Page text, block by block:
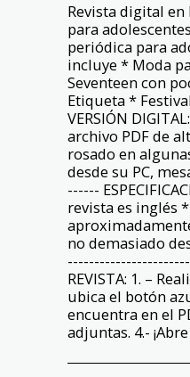
Revista digital en
para
periódica para
incluye * Moda
Seventeen con
Etiqueta * Festival
VERSIÓN
archivo PDF de
rosado en
desde su PC,
------
revista es inglés
no demasiado
REVISTA: 1. –
ubica el botón
encuentra en el
adjuntas. 4.-